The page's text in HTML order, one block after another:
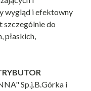
wygląd i efektowny
szczególnie do
płaskich,
Sp.j.B.Górka i